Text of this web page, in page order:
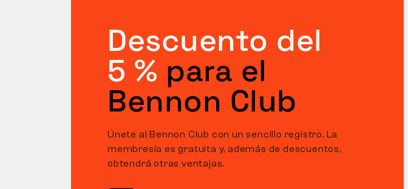
Descuento del
5 % para el
Bennon Club
Únete al Bennon Club con un sencillo registro. La
membresía es gratuita y, además de descuentos,
obtendrá otras ventajas.